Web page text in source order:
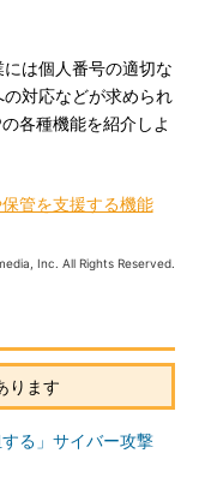
は個人番号の適切な
対応などが求められ
各種機能を紹介しよ
管を支援する機能
Inc. All Rights Reserved.
ります
る」サイバー攻撃